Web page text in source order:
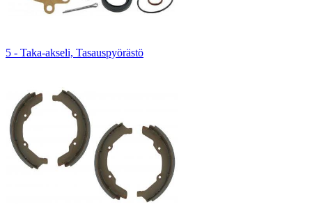
5 - Taka-akseli, Tasauspyörästö